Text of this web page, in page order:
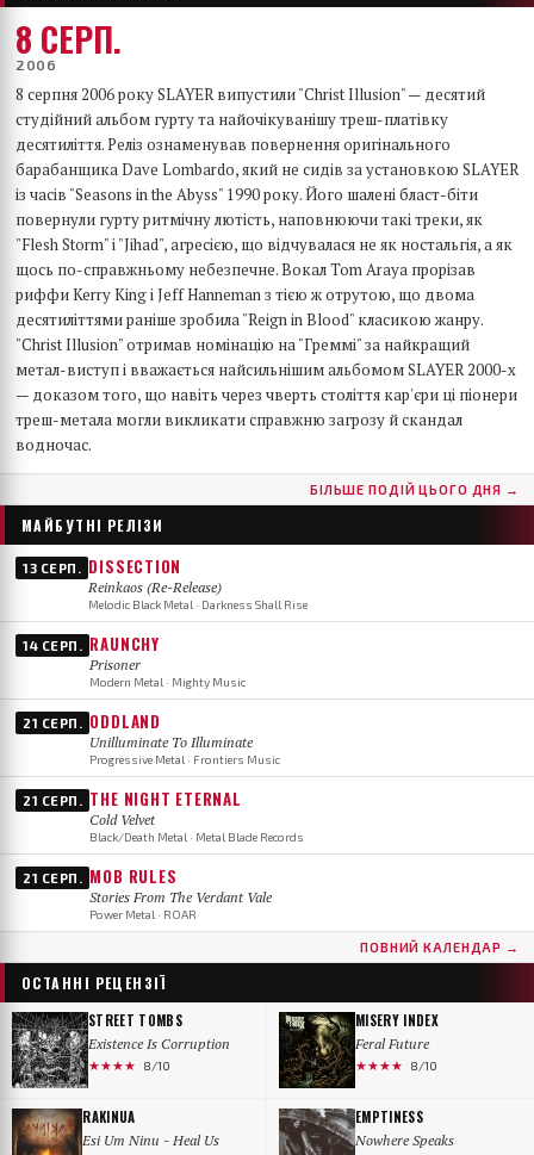
8 СЕРП.
2006
8 серпня 2006 року SLAYER випустили "Christ Illusion" — десятий
студійний альбом гурту та найочікуванішу треш-платівку
десятиліття. Реліз ознаменував повернення оригінального
барабанщика Dave Lombardo, який не сидів за установкою SLAYER
із часів "Seasons in the Abyss" 1990 року. Його шалені бласт-біти
повернули гурту ритмічну лютість, наповнюючи такі треки, як
"Flesh Storm" і "Jihad", агресією, що відчувалася не як ностальгія, а як
щось по-справжньому небезпечне. Вокал Tom Araya прорізав
риффи Kerry King і Jeff Hanneman з тією ж отрутою, що двома
десятиліттями раніше зробила "Reign in Blood" класикою жанру.
"Christ Illusion" отримав номінацію на "Греммі" за найкращий
метал-виступ і вважається найсильнішим альбомом SLAYER 2000-х
— доказом того, що навіть через чверть століття кар'єри ці піонери
треш-метала могли викликати справжню загрозу й скандал
водночас.
БІЛЬШЕ ПОДІЙ ЦЬОГО ДНЯ →
МАЙБУТНІ РЕЛІЗИ
13 СЕРП. DISSECTION
Reinkaos (Re-Release)
Melodic Black Metal · Darkness Shall Rise
14 СЕРП. RAUNCHY
Prisoner
Modern Metal · Mighty Music
21 СЕРП. ODDLAND
Unilluminate To Illuminate
Progressive Metal · Frontiers Music
21 СЕРП. THE NIGHT ETERNAL
Cold Velvet
Black/Death Metal · Metal Blade Records
21 СЕРП. MOB RULES
Stories From The Verdant Vale
Power Metal · ROAR
ПОВНИЙ КАЛЕНДАР →
ОСТАННІ РЕЦЕНЗІЇ
STREET TOMBS
Existence Is Corruption
★★★★ 8/10
MISERY INDEX
Feral Future
★★★★ 8/10
RAKINUA
Esi Um Ninu - Heal Us
EMPTINESS
Nowhere Speaks